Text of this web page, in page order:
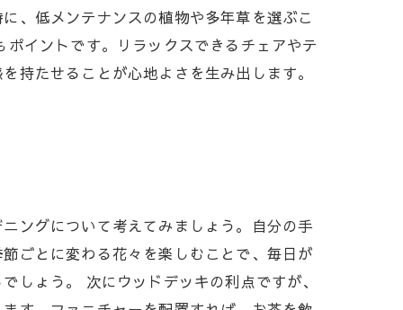
、低メンテナンスの植物や多年草を選ぶこ
イントです。リラックスできるチェアやテ
持たせることが心地よさを生み出します。
ングについて考えてみましょう。自分の手
ごとに変わる花々を楽しむことで、毎日が
しょう。 次にウッドデッキの利点ですが、